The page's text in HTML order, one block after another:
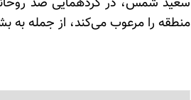
منطقه را مرعوب می‌کند، از جمله به